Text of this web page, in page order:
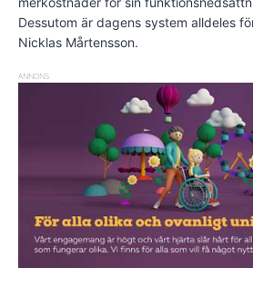
Dessutom är dagens system alldeles
Nicklas Mårtensson.
ANNONS